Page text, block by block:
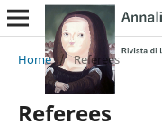
Home / Referees
Referees